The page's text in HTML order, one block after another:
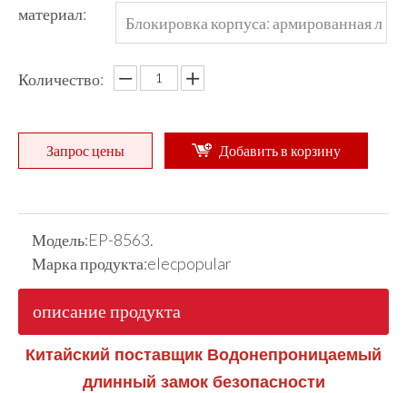
материал:
Блокировка корпуса: армированная л
закаленный ул.
Количество:
Запрос цены Добавить в корзину
Модель:EP-8563.
Марка продукта:elecpopular
описание продукта
Китайский поставщик Водонепроницаемый
длинный замок безопасности